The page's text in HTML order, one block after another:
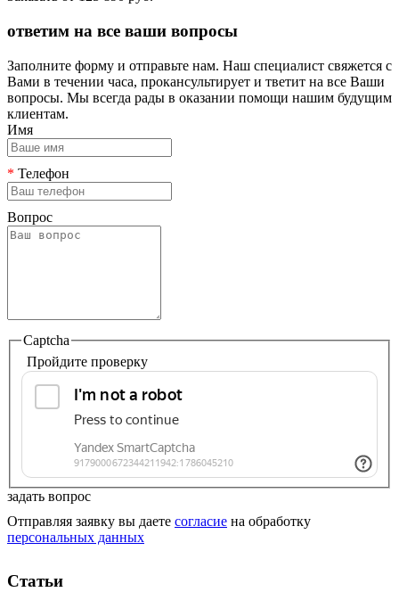
ответим на все ваши вопросы
Заполните форму и отправьте нам. Наш специалист свяжется с
Вами в течении часа, прокансультирует и тветит на все Ваши
вопросы. Мы всегда рады в оказании помощи нашим будущим
клиентам.
Имя
* Телефон
Вопрос
Captcha
Пройдите проверку
задать вопрос
Отправляя заявку вы даете согласие на обработку
персональных данных
Статьи